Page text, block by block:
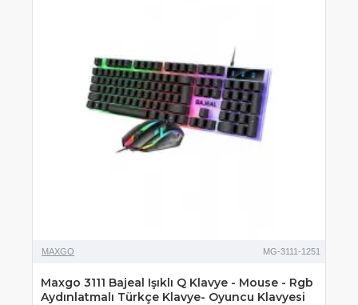
MAXGO MG-3111-1251
Maxgo 3111 Bajeal Işıklı Q Klavye - Mouse - Rgb
Aydınlatmalı Türkçe Klavye- Oyuncu Klavyesi